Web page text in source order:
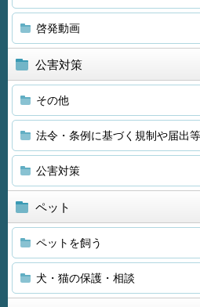
啓発動画
公害対策
その他
法令・条例に基づく規制や届出等
公害対策
ペット
ペットを飼う
犬・猫の保護・相談